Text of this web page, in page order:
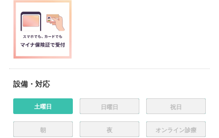
設備・対応
土曜日 日曜日 祝日
朝 夜 オンライン診療